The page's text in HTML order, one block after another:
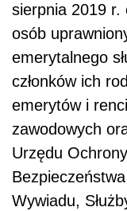
sierpnia 2019 r.
osób
emerytalnego
członków ich
emerytów i
zawodowych
Urzędu
Wywiadu,